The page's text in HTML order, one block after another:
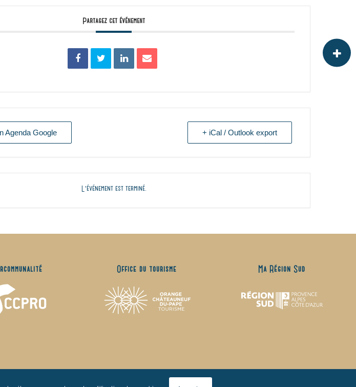
Partagez cet événement
Agenda Google + iCal / Outlook export
L'événement est terminé.
Office du tourisme Ma Région Sud